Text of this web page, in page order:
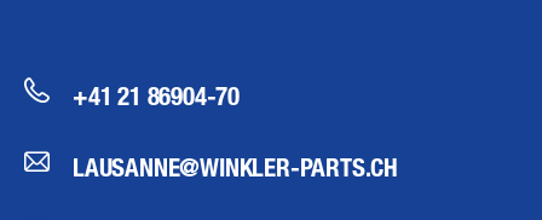
+41 21 86904-70
LAUSANNE@WINKLER-PARTS.CH